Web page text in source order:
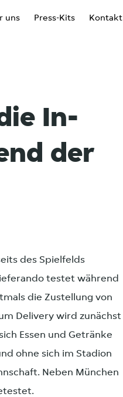
uns Press-Kits Kontakt
In-
der
des Spielfelds
testet während
die Zustellung von
Delivery wird zunächst
Essen und Getränke
ohne sich im Stadion
Neben München